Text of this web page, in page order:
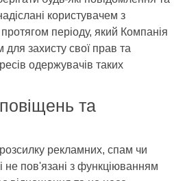
користувачем з
періоду, який Компанія
захисту свої прав та
одержувачів таких
та
рекламних, спам чи
не пов'язані з функціюванням